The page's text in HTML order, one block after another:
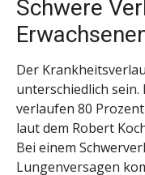
Schwere
Der
unterschiedlich
verlaufen 80
laut dem Robert
Bei einem
Lungenversagen